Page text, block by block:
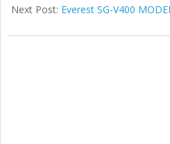
Next Post: Everest SG-V400